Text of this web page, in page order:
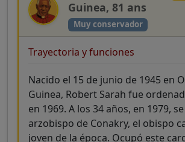
Guinea, 81 ans
Muy conservador
Trayectoria y funciones
Nacido el 15 de junio de 1945 en
Guinea, Robert Sarah fue
en 1969. A los 34 años, en 1979,
arzobispo de Conakry, el obispo
joven de la época. Ocupó este